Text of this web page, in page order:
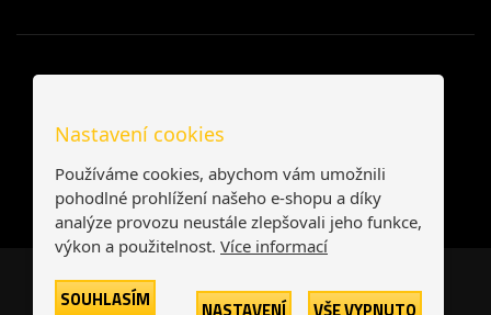
Česká republika Slovensko
Nastavení cookies
Používáme cookies, abychom vám umožnili
pohodlné prohlížení našeho e-shopu a díky
analýze provozu neustále zlepšovali jeho funkce,
výkon a použitelnost. Více informací
SOUHLASÍM